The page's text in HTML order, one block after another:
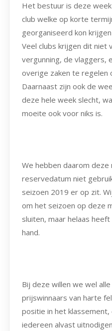
Het bestuur is deze
club welke op korte
georganiseerd kon
Veel clubs krijgen dit niet
vergunning, de vlaggers,
overige zaken te regelen
Daarnaast zijn ook de
deze hele week slecht,
moeite ook voor niks is.
We hebben daarom
reservedatum niet
seizoen 2019 er op zit.
om het seizoen op deze
sluiten, maar helaas
hand.
Bij deze willen we wel
prijswinnaars van harte
positie in het
iedereen alvast